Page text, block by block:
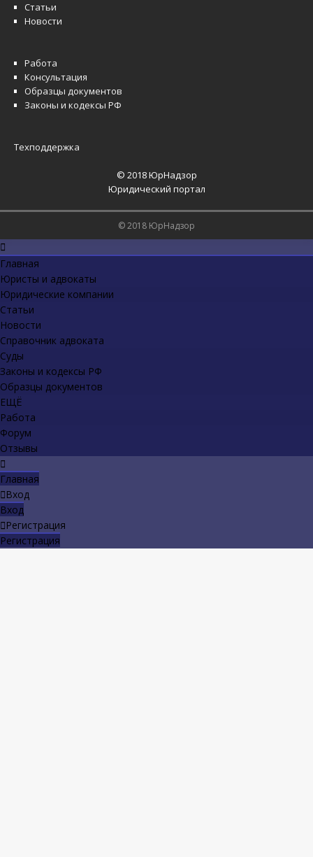
Статьи
Новости
Работа
Консультация
Образцы документов
Законы и кодексы РФ
Техподдержка
© 2018 ЮрНадзор
Юридический портал
© 2018 ЮрНадзор
Главная
Юристы и адвокаты
Юридические компании
Статьи
Новости
Справочник адвоката
Суды
Законы и кодексы РФ
Образцы документов
ЕЩЁ
Работа
Форум
Отзывы
Главная
Вход
Вход
Регистрация
Регистрация